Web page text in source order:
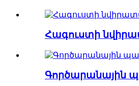
Հագուստի
Գործարանային